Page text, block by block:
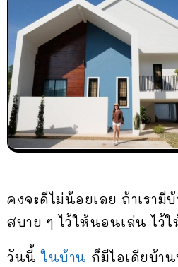
คงจะดีไม่น้อยเลย ถ้าเรามี
สบาย ๆ ไว้ให้นอนเล่น ไว้
วันนี้ในบ้าน ก็มีไอเดียบ้า